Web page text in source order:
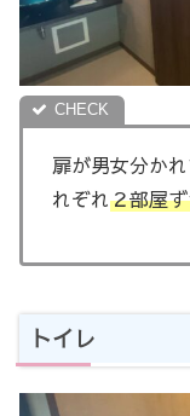
扉が男女分か
れぞれ２部屋
トイレ